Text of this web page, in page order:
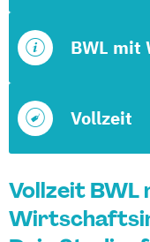
Vollzeit
BWL
Vollzeit BWL